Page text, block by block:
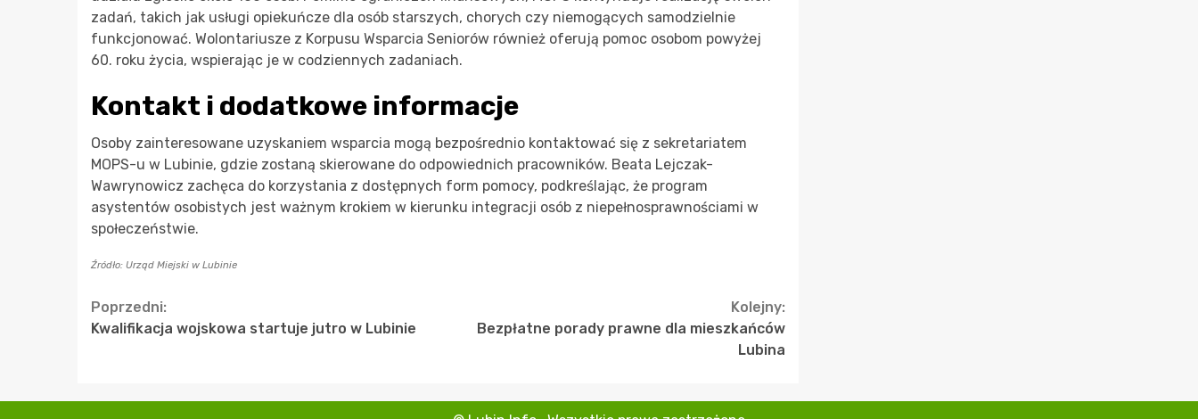
zadań, takich jak usługi opiekuńcze dla osób starszych, chorych czy niemogących samodzielnie
funkcjonować. Wolontariusze z Korpusu Wsparcia Seniorów również oferują pomoc osobom powyżej
60. roku życia, wspierając je w codziennych zadaniach.
Kontakt i dodatkowe informacje
Osoby zainteresowane uzyskaniem wsparcia mogą bezpośrednio kontaktować się z sekretariatem
MOPS-u w Lubinie, gdzie zostaną skierowane do odpowiednich pracowników. Beata Lejczak-
Wawrynowicz zachęca do korzystania z dostępnych form pomocy, podkreślając, że program
asystentów osobistych jest ważnym krokiem w kierunku integracji osób z niepełnosprawnościami w
społeczeństwie.
Źródło: Urząd Miejski w Lubinie
Continue
Poprzedni:
Kwalifikacja wojskowa startuje jutro w Lubinie
Kolejny:
Bezpłatne porady prawne dla mieszkańców
Lubina